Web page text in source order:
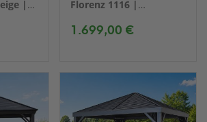
|
Florenz 1116 |
dunkelbraun/braun |
1.699,00 €